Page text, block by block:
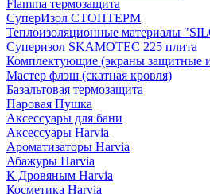
Flamma термозащита
СуперИзол СТОПТЕРМ
Теплоизоляционные материалы
Суперизол SKAMOTEC 225 плита
Комплектующие (экраны защитные
Мастер флэш (скатная кровля)
Базальтовая термозащита
Паровая Пушка
Аксессуары для бани
Аксессуары Harvia
Ароматизаторы Harvia
Абажуры Harvia
К Дровяным Harvia
Косметика Harvia